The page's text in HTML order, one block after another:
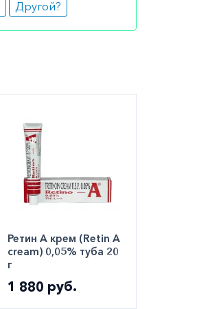
Другой?
Ретин А крем (Retin A
cream) 0,05% туба 20
г
1 880 руб.